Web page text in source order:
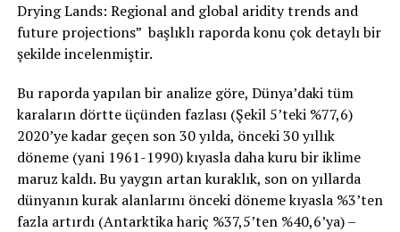
Drying Lands: Regional and global aridity trends and
future projections” başlıklı raporda konu çok detaylı bir
şekilde incelenmiştir.
Bu raporda yapılan bir analize göre, Dünya’daki tüm
karaların dörtte üçünden fazlası (Şekil 5’teki %77,6)
2020’ye kadar geçen son 30 yılda, önceki 30 yıllık
döneme (yani 1961-1990) kıyasla daha kuru bir iklime
maruz kaldı. Bu yaygın artan kuraklık, son on yıllarda
dünyanın kurak alanlarını önceki döneme kıyasla %3’ten
fazla artırdı (Antarktika hariç %37,5’ten %40,6’ya) –